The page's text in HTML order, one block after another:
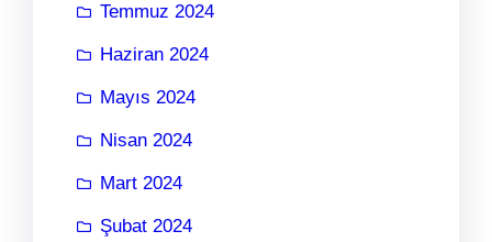
Temmuz 2024
Haziran 2024
Mayıs 2024
Nisan 2024
Mart 2024
Şubat 2024